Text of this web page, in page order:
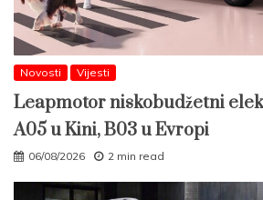
Novosti Vijesti
Leapmotor niskobudžetni
A05 u Kini, B03 u Evropi
06/08/2026 2 min read